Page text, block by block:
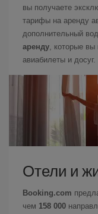
вы получаете
тарифы на аренду
дополнительный
аренду, которые вы
авиабилеты и досуг.
Отели и
Booking.com
чем 158 000